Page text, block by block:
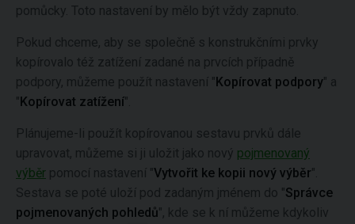
pomůcky. Toto nastavení by mělo být vždy zapnuto.
Pokud chceme, aby se společně s konstrukčními prvky
kopírovalo též zatížení zadané na prvcích případně
podpory, můžeme použít nastavení "Kopírovat podpory" a
"Kopírovat zatížení".
Plánujeme-li použít kopírovanou sestavu prvků dále
upravovat, můžeme si ji uložit jako nový pojmenovaný
výběr pomocí nastavení "Vytvořit ke kopii nový výběr".
Sestava se poté uloží pod zadaným jménem do "Správce
pojmenovaných pohledů", kde se k ní můžeme kdykoliv